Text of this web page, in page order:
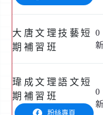
大唐文理技藝短
期補習班
瑋成文理語文短
期補習班
粉絲專頁